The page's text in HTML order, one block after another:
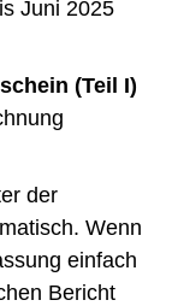
Juni 2025
(Teil I)
der
Wenn
einfach
Bericht